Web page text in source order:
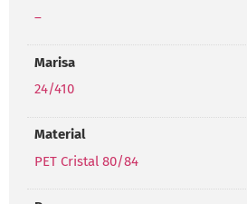
–
Marisa
24/410
Material
PET Cristal 80/84